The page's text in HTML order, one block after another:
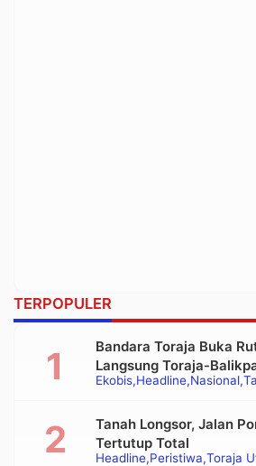
TERPOPULER
Ekobis Headline Nasional
Bandara Toraja Buka
Langsung Toraja-
Headline Peristiwa Toraja
Tanah Longsor, Jalan
Tertutup Total